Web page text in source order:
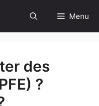
Menu
des
?